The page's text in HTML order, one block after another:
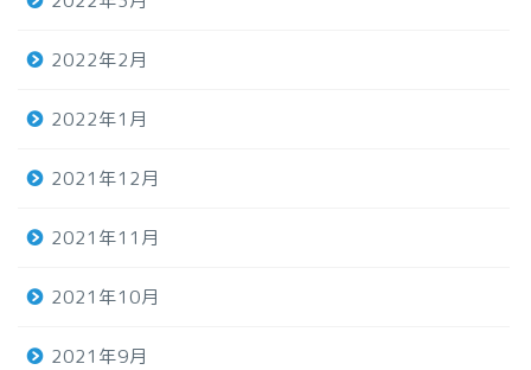
2022年2月
2022年1月
2021年12月
2021年11月
2021年10月
2021年9月